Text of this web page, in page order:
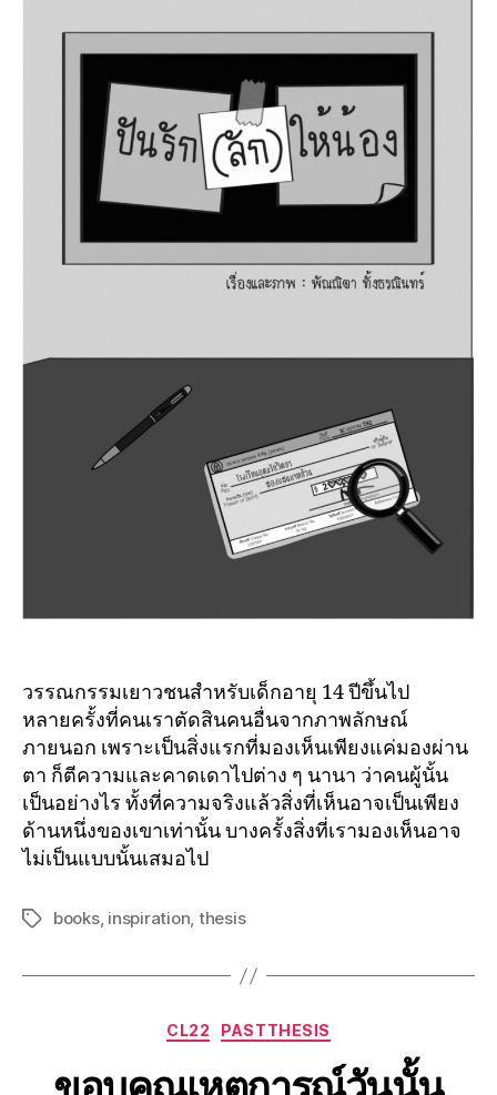
วรรณกรรมเยาวชนสำหรับเด็กอายุ 14 ปีขึ้นไป
หลายครั้งที่คนเราตัดสินคนอื่นจากภาพลักษณ์
ภายนอก เพราะเป็นสิ่งแรกที่มองเห็นเพียงแค่มองผ่าน
ตา ก็ตีความและคาดเดาไปต่าง ๆ นานา ว่าคนผู้นั้น
เป็นอย่างไร ทั้งที่ความจริงแล้วสิ่งที่เห็นอาจเป็นเพียง
ด้านหนึ่งของเขาเท่านั้น บางครั้งสิ่งที่เรามองเห็นอาจ
ไม่เป็นแบบนั้นเสมอไป
books, inspiration, thesis
CL22 PASTTHESIS